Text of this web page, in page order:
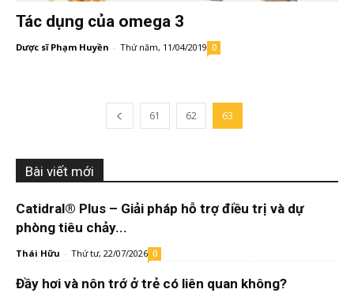
Tác dụng của omega 3
Dược sĩ Phạm Huyền - Thứ năm, 11/04/2019 0
61 62 63
Bài viết mới
Catidral® Plus – Giải pháp hỗ trợ điều trị và dự
phòng tiêu chảy...
Thái Hữu - Thứ tư, 22/07/2026 0
Đầy hơi và nôn trớ ở trẻ có liên quan không?